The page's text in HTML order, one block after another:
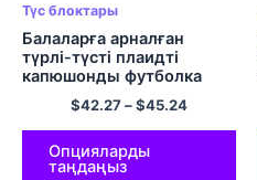
Түс блоктары
Балаларға арналған
түрлі-түсті плаидті
капюшонды футболка
мен шалбар
$42.27–$45.24
Опцияларды
таңдаңыз